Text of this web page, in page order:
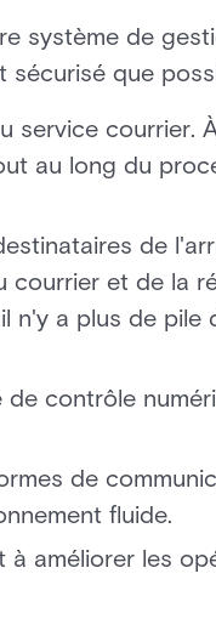
système de
sécurisé que
service courrier.
au long du
de
courrier et de la
n'y a plus de pile
contrôle
de
fluide.
améliorer les